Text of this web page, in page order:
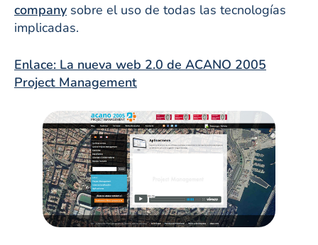
company sobre el uso de todas las tecnologías
implicadas.
Enlace: La nueva web 2.0 de ACANO 2005
Project Management